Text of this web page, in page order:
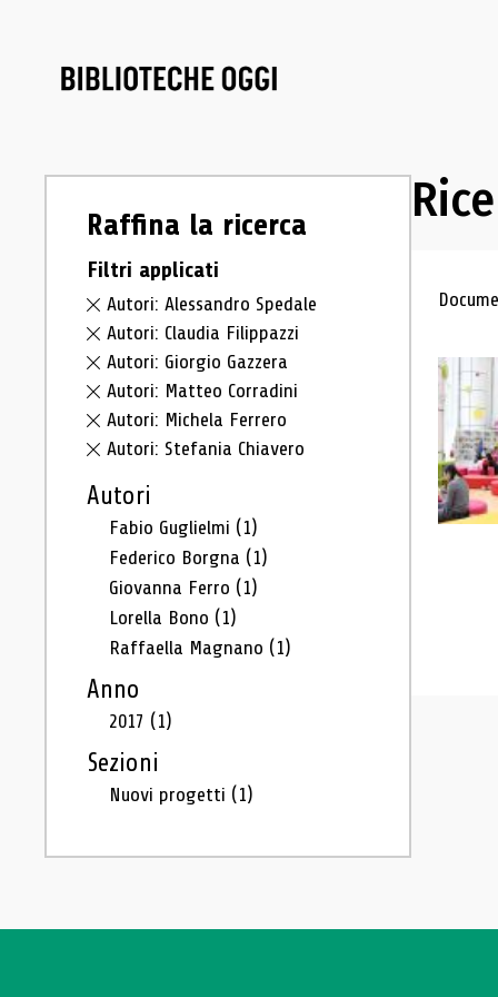
Raffina la ricerca
Filtri applicati
Autori: Alessandro Spedale
Autori: Claudia Filippazzi
Autori: Giorgio Gazzera
Autori: Matteo Corradini
Autori: Michela Ferrero
Autori: Stefania Chiavero
Autori
Fabio Guglielmi (1)
Federico Borgna (1)
Giovanna Ferro (1)
Lorella Bono (1)
Raffaella Magnano (1)
Anno
2017 (1)
Sezioni
Nuovi progetti (1)